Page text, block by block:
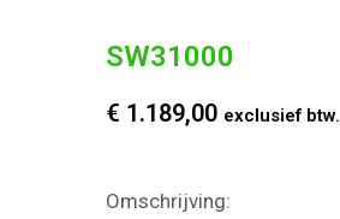
SW31000
€ 1.189,00 exclusief btw.
Omschrijving: